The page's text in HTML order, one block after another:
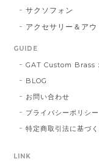
サクソフォン
アクセサリー＆ア
GUIDE
GAT Custom Brass
BLOG
お問い合わせ
プライバシーポリシー
特定商取引法に基づ
LINK